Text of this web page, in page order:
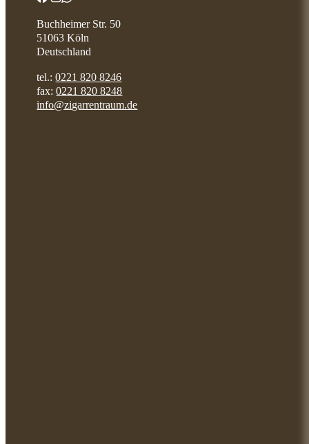
Buchheimer Str. 50
51063 Köln
Deutschland
tel.:0221 820 8246
fax:0221 820 8248
info@zigarrentraum.de